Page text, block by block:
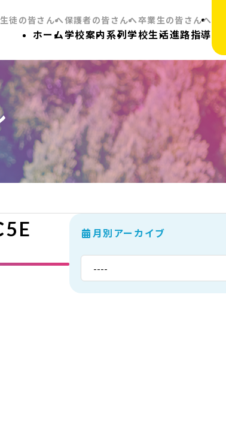
生徒の皆さんへ保護者の皆さんへ卒業生の皆さんへ
ホーム 学校案内 系列学校生活進路指導
月別アーカイブ